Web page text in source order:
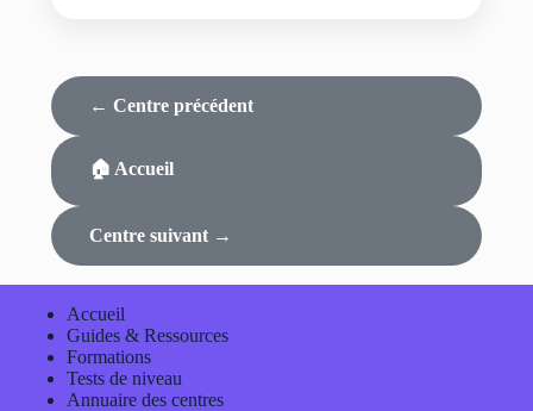
← Centre précédent
🏠 Accueil
Centre suivant →
Accueil
Guides & Ressources
Formations
Tests de niveau
Annuaire des centres